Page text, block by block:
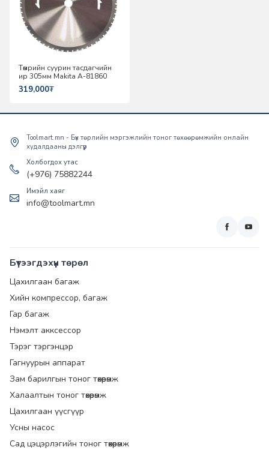
Төмрийн суурин тасдагчийн
ир 305мм Makita A-81860
319,000₮
Toolmart.mn - Бүх төрлийн мэргэжлийн тоног төхөөрөмжийн онлайн
худалдааны дэлгүүр
Холбогдох утас
(+976) 75882244
Имэйл хаяг
info@toolmart.mn
Бүтээгдэхүүн төрөл
Цахилгаан багаж
Хийн компрессор, багаж
Гар багаж
Нэмэлт акксессор
Тэрэг тэргэнцэр
Гагнуурын аппарат
Зам барилгын тоног төхөөрөмж
Халаалтын тоног төхөөрөмж
Цахилгаан үүсгүүр
Усны насос
Сад цэцэрлэгийн тоног төхөөрөмж